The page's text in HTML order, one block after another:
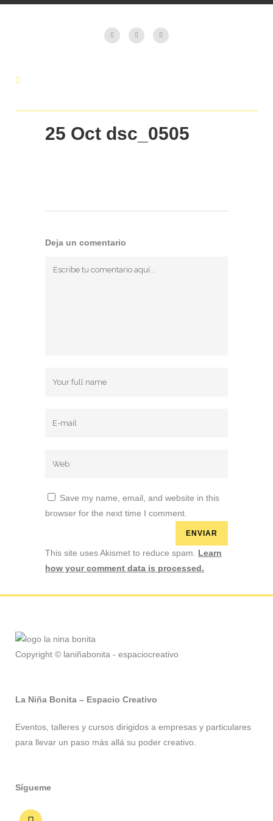
25 Oct dsc_0505
Deja un comentario
Save my name, email, and website in this
browser for the next time I comment.
This site uses Akismet to reduce spam. Learn
how your comment data is processed.
Copyright © laniñabonita - espaciocreativo
La Niña Bonita – Espacio Creativo
Eventos, talleres y cursos dirigidos a empresas y particulares
para llevar un paso más allá su poder creativo.
Sígueme